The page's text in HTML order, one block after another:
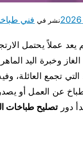
نشر في فني
يعد عملاً يحتمل
وخبرة اليد
التي تجمع
عن العمل أو
دورتصليح طباخات